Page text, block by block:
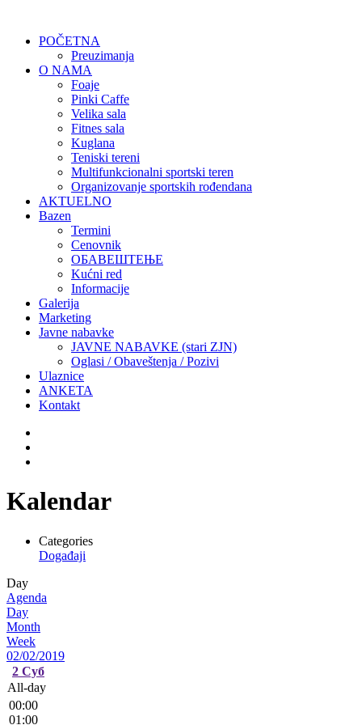
POČETNA
Preuzimanja
O NAMA
Foaje
Pinki Caffe
Velika sala
Fitnes sala
Kuglana
Teniski tereni
Multifunkcionalni sportski teren
Organizovanje sportskih rođendana
AKTUELNO
Bazen
Termini
Cenovnik
ОБАВЕШТЕЊЕ
Kućni red
Informacije
Galerija
Marketing
Javne nabavke
JAVNE NABAVKE (stari ZJN)
Oglasi / Obaveštenja / Pozivi
Ulaznice
ANKETA
Kontakt
Kalendar
Categories
Događaji
Day
Agenda
Day
Month
Week
02/02/2019
2 Суб
All-day
00:00
01:00